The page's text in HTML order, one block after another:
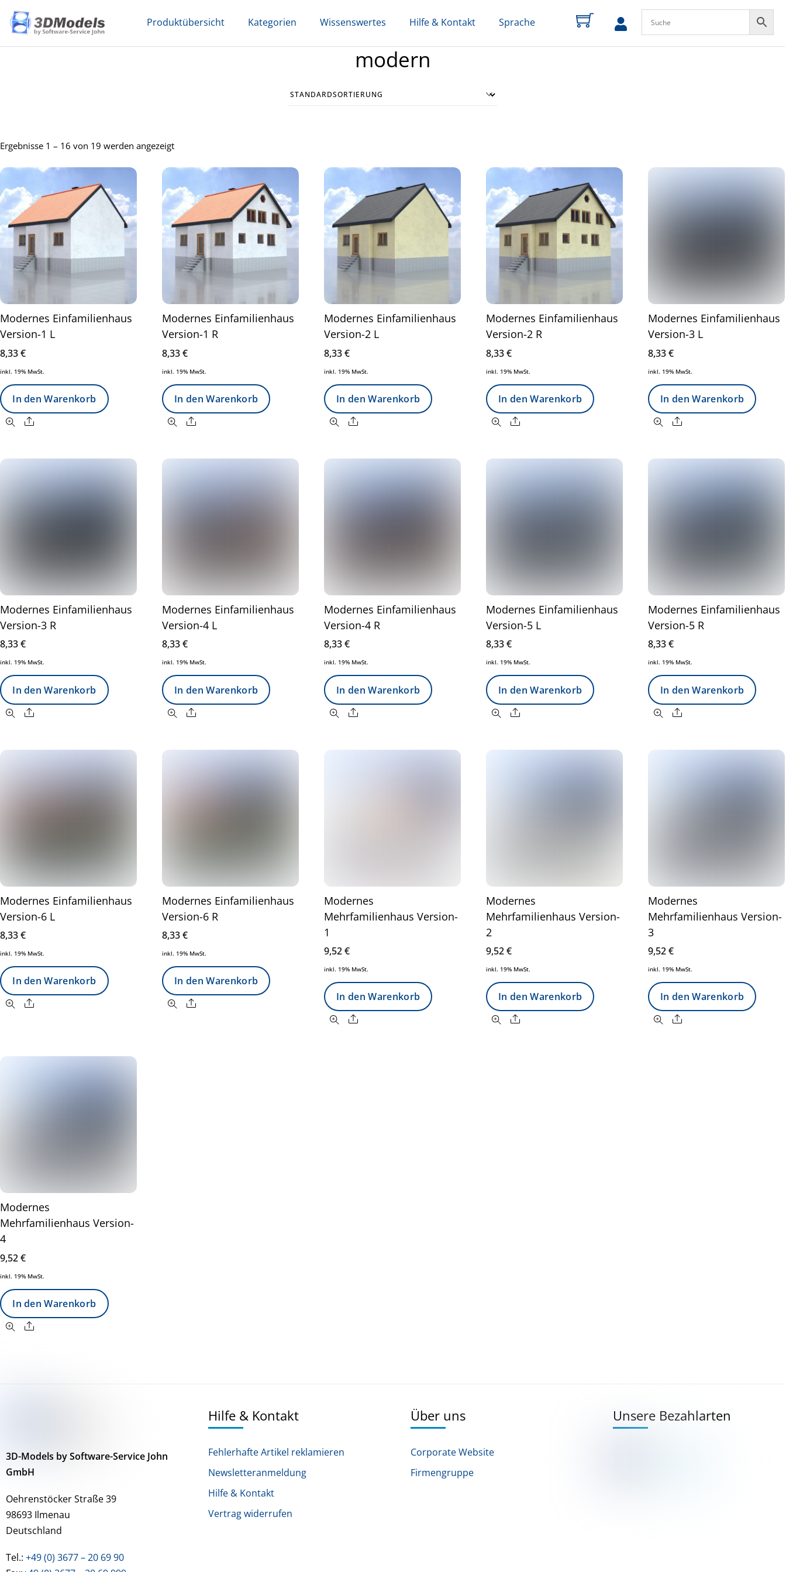
content
Produktübersicht Kategorien Wissenswertes Hilfe & Kontakt Sprache
zum
Profil
modern
Ergebnisse 1 – 16 von 19 werden angezeigt
Modernes Einfamilienhaus
Version-1 L
8,33€
inkl. 19% MwSt.
In den Warenkorb
Share
Modernes Einfamilienhaus
Version-1 R
8,33€
inkl. 19% MwSt.
In den Warenkorb
Share
Modernes Einfamilienhaus
Version-2 L
8,33€
inkl. 19% MwSt.
In den Warenkorb
Share
Modernes Einfamilienhaus
Version-2 R
8,33€
inkl. 19% MwSt.
In den Warenkorb
Share
Modernes Einfamilienhaus
Version-3 L
8,33€
inkl. 19% MwSt.
In den Warenkorb
Share
Modernes Einfamilienhaus
Version-3 R
8,33€
inkl. 19% MwSt.
In den Warenkorb
Share
Modernes Einfamilienhaus
Version-4 L
8,33€
inkl. 19% MwSt.
In den Warenkorb
Share
Modernes Einfamilienhaus
Version-4 R
8,33€
inkl. 19% MwSt.
In den Warenkorb
Share
Modernes Einfamilienhaus
Version-5 L
8,33€
inkl. 19% MwSt.
In den Warenkorb
Share
Modernes Einfamilienhaus
Version-5 R
8,33€
inkl. 19% MwSt.
In den Warenkorb
Share
Modernes Einfamilienhaus
Version-6 L
8,33€
inkl. 19% MwSt.
In den Warenkorb
Share
Modernes Einfamilienhaus
Version-6 R
8,33€
inkl. 19% MwSt.
In den Warenkorb
Share
Modernes
Mehrfamilienhaus Version-
1
9,52€
inkl. 19% MwSt.
In den Warenkorb
Share
Modernes
Mehrfamilienhaus Version-
2
9,52€
inkl. 19% MwSt.
In den Warenkorb
Share
Modernes
Mehrfamilienhaus Version-
3
9,52€
inkl. 19% MwSt.
In den Warenkorb
Share
Modernes
Mehrfamilienhaus Version-
4
9,52€
inkl. 19% MwSt.
In den Warenkorb
Share
3D-Models by Software-Service John
GmbH
Oehrenstöcker Straße 39
98693 Ilmenau
Deutschland
Tel.: +49 (0) 3677 – 20 69 90
Hilfe & Kontakt
Fehlerhafte Artikel reklamieren
Newsletteranmeldung
Hilfe & Kontakt
Vertrag widerrufen
Über uns
Corporate Website
Firmengruppe
Unsere Bezahlarten